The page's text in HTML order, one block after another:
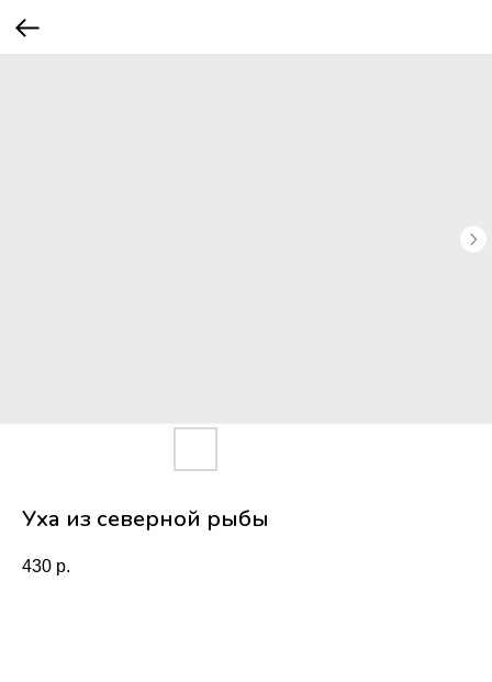
Уха из северной рыбы
430 р.